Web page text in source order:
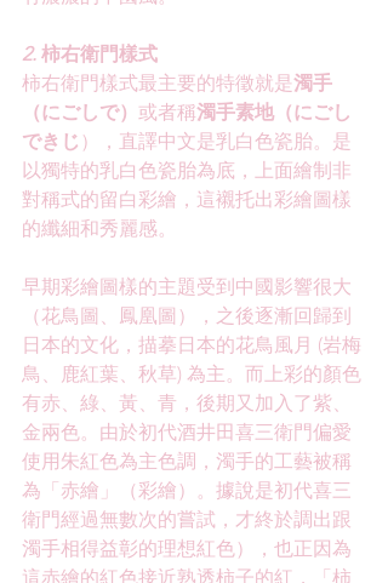
2. 柿右衛門樣式
柿右衛門樣式最主要的特徵就是濁手
（にごしで） 或者稱濁手素地（にごし
できじ ），直譯中文是乳白色瓷胎。是
以獨特的乳白色瓷胎為底，上面繪制非
對稱式的留白彩繪，這襯托出彩繪圖樣
的纖細和秀麗感。
早期彩繪圖樣的主題受到中國影響很大
（花鳥圖、鳳凰圖），之後逐漸回歸到
日本的文化，描摹日本的花鳥風月 (岩梅
鳥、鹿紅葉、秋草) 為主。而上彩的顏色
有赤、綠、黃、青，後期又加入了紫、
金兩色。由於初代酒井田喜三衛門偏愛
使用朱紅色為主色調，濁手的工藝被稱
為「赤繪」（彩繪）。據說是初代喜三
衛門經過無數次的嘗試，才終於調出跟
濁手相得益彰的理想紅色），也正因為
這赤繪的紅色接近熟透柿子的紅，「柿